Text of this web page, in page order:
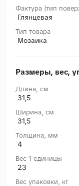
Фактура (тип
Глянцевая
Тип товара
Мозаика
Размеры, вес,
Длина, cм
31,5
Ширина, cм
31,5
Толщина, мм
4
Вес 1 единицы
23
Вес упаковки, кг